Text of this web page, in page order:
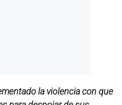
la violencia con que